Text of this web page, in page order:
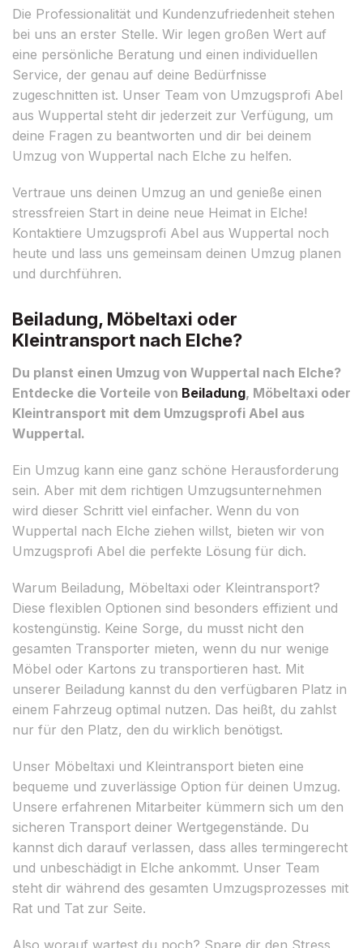
Die Professionalität und Kundenzufriedenheit stehen
bei uns an erster Stelle. Wir legen großen Wert auf
eine persönliche Beratung und einen individuellen
Service, der genau auf deine Bedürfnisse
zugeschnitten ist. Unser Team von Umzugsprofi Abel
aus Wuppertal steht dir jederzeit zur Verfügung, um
deine Fragen zu beantworten und dir bei deinem
Umzug von Wuppertal nach Elche zu helfen.
Vertraue uns deinen Umzug an und genieße einen
stressfreien Start in deine neue Heimat in Elche!
Kontaktiere Umzugsprofi Abel aus Wuppertal noch
heute und lass uns gemeinsam deinen Umzug planen
und durchführen.
Beiladung, Möbeltaxi oder
Kleintransport nach Elche?
Du planst einen Umzug von Wuppertal nach Elche?
Entdecke die Vorteile von Beiladung, Möbeltaxi oder
Kleintransport mit dem Umzugsprofi Abel aus
Wuppertal.
Ein Umzug kann eine ganz schöne Herausforderung
sein. Aber mit dem richtigen Umzugsunternehmen
wird dieser Schritt viel einfacher. Wenn du von
Wuppertal nach Elche ziehen willst, bieten wir von
Umzugsprofi Abel die perfekte Lösung für dich.
Warum Beiladung, Möbeltaxi oder Kleintransport?
Diese flexiblen Optionen sind besonders effizient und
kostengünstig. Keine Sorge, du musst nicht den
gesamten Transporter mieten, wenn du nur wenige
Möbel oder Kartons zu transportieren hast. Mit
unserer Beiladung kannst du den verfügbaren Platz in
einem Fahrzeug optimal nutzen. Das heißt, du zahlst
nur für den Platz, den du wirklich benötigst.
Unser Möbeltaxi und Kleintransport bieten eine
bequeme und zuverlässige Option für deinen Umzug.
Unsere erfahrenen Mitarbeiter kümmern sich um den
sicheren Transport deiner Wertgegenstände. Du
kannst dich darauf verlassen, dass alles termingerecht
und unbeschädigt in Elche ankommt. Unser Team
steht dir während des gesamten Umzugsprozesses mit
Rat und Tat zur Seite.
Also worauf wartest du noch? Spare dir den Stress